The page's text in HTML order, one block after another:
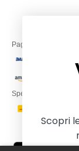
Paga con
Spediamo con
Scopri